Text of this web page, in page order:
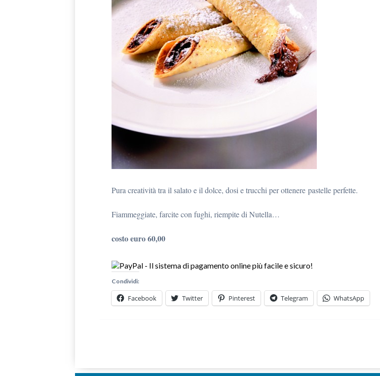
Pura creatività tra il salato e il dolce, dosi e trucchi per ottenere pastelle perfette.
Fiammeggiate, farcite con fughi, riempite di Nutella…
costo euro 60,00
Condividi:
Facebook Twitter Pinterest Telegram WhatsApp